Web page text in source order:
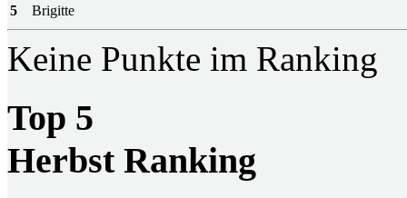
5
Brigitte
Keine Punkte im Ranking
Top 5
Herbst Ranking